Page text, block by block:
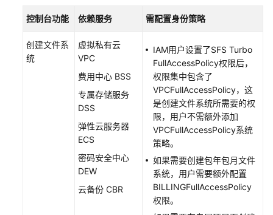
SFS
文
控制台功能 依赖服务 需配置身份策略
创建文件系
统
虚拟私有云
VPC
费用中心 BSS
专属存储服务
DSS
弹性云服务器
ECS
密码安全中心
DEW
云备份 CBR
IAM用户设置了SFS Turbo
FullAccessPolicy权限后，
权限集中包含了
VPCFullAccessPolicy，这
是创建文件系统所需要的权
限，用户不需额外添加
VPCFullAccessPolicy系统
策略。
如果需要创建包年包月文件
系统，用户需要额外配置
BILLINGFullAccessPolicy
权限。